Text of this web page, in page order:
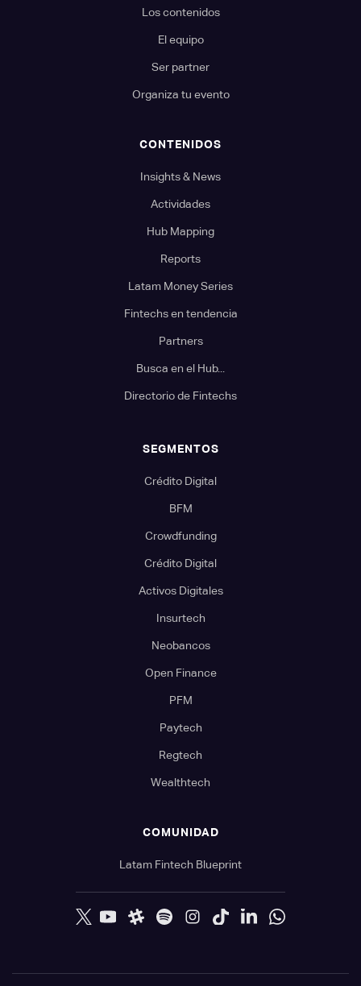
Los contenidos
El equipo
Ser partner
Organiza tu evento
CONTENIDOS
Insights & News
Actividades
Hub Mapping
Reports
Latam Money Series
Fintechs en tendencia
Partners
Busca en el Hub...
Directorio de Fintechs
SEGMENTOS
Crédito Digital
BFM
Crowdfunding
Crédito Digital
Activos Digitales
Insurtech
Neobancos
Open Finance
PFM
Paytech
Regtech
Wealthtech
COMUNIDAD
Latam Fintech Blueprint